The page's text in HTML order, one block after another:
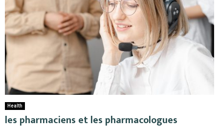
Health
les pharmaciens et les pharmacologues